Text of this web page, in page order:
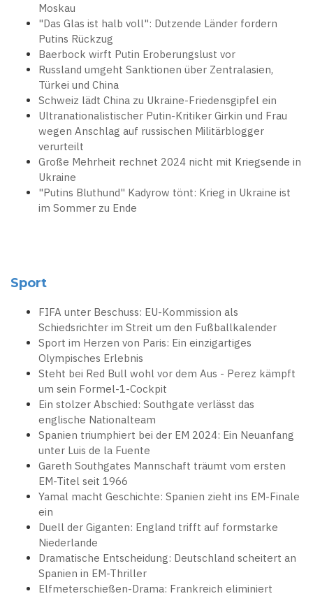
Moskau
"Das Glas ist halb voll": Dutzende Länder fordern
Putins Rückzug
Baerbock wirft Putin Eroberungslust vor
Russland umgeht Sanktionen über Zentralasien,
Türkei und China
Schweiz lädt China zu Ukraine-Friedensgipfel ein
Ultranationalistischer Putin-Kritiker Girkin und Frau
wegen Anschlag auf russischen Militärblogger
verurteilt
Große Mehrheit rechnet 2024 nicht mit Kriegsende in
Ukraine
"Putins Bluthund" Kadyrow tönt: Krieg in Ukraine ist
im Sommer zu Ende
Sport
FIFA unter Beschuss: EU-Kommission als
Schiedsrichter im Streit um den Fußballkalender
Sport im Herzen von Paris: Ein einzigartiges
Olympisches Erlebnis
Steht bei Red Bull wohl vor dem Aus - Perez kämpft
um sein Formel-1-Cockpit
Ein stolzer Abschied: Southgate verlässt das
englische Nationalteam
Spanien triumphiert bei der EM 2024: Ein Neuanfang
unter Luis de la Fuente
Gareth Southgates Mannschaft träumt vom ersten
EM-Titel seit 1966
Yamal macht Geschichte: Spanien zieht ins EM-Finale
ein
Duell der Giganten: England trifft auf formstarke
Niederlande
Dramatische Entscheidung: Deutschland scheitert an
Spanien in EM-Thriller
Elfmeterschießen-Drama: Frankreich eliminiert